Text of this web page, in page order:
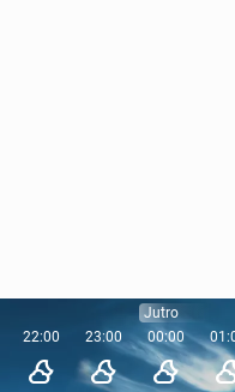
22:00 23:00
Jutro
00:00